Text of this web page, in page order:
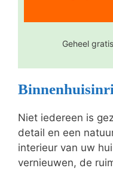
Geheel
Niet iedereen is
detail en een
interieur van uw
vernieuwen, de